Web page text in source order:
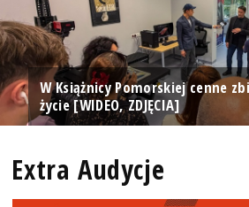
W Książnicy Pomorskiej cenne
życie [WIDEO, ZDJĘCIA]
Extra Audycje